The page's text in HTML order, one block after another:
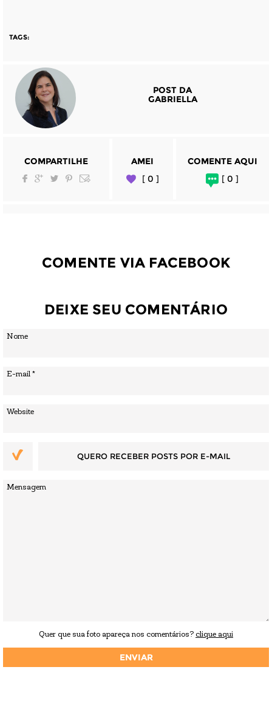
TAGS:
POST DA
GABRIELLA
COMPARTILHE
AMEI
[ 0 ]
COMENTE AQUI
[ 0 ]
COMENTE VIA FACEBOOK
DEIXE SEU COMENTÁRIO
QUERO RECEBER POSTS POR E-MAIL
Quer que sua foto apareça nos comentários? clique aqui